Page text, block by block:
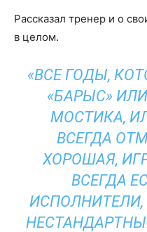
Рассказал тренер и о
в целом.
«ВСЕ ГОДЫ,
«БАРЫС»
МОСТИКА,
ВСЕГДА
ХОРОШАЯ,
ВСЕГДА